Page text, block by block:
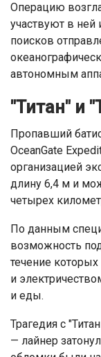
Операцию
участвуют в ней
поисков
автономным
"Титан" и
Пропавший
OceanGate
организацией
длину 6,4 м и
четырех
По данным
возможность
течение
и
и еды.
Трагедия с
— лайнер